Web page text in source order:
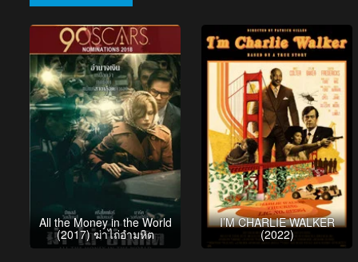
All the Money in the World
(2017) ฆ่าไถ่อำมหิต
I’M CHARLIE WALKER
(2022)